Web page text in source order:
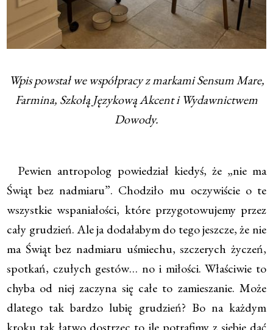
Wpis powstał we współpracy z markami Sensum Mare,
Farmina, Szkołą Językową Akcent i Wydawnictwem
Dowody.
Pewien antropolog powiedział kiedyś, że „nie ma
Świąt bez nadmiaru”. Chodziło mu oczywiście o te
wszystkie wspaniałości, które przygotowujemy przez
cały grudzień. Ale ja dodałabym do tego jeszcze, że nie
ma Świąt bez nadmiaru uśmiechu, szczerych życzeń,
spotkań, czułych gestów… no i miłości. Właściwie to
chyba od niej zaczyna się całe to zamieszanie. Może
dlatego tak bardzo lubię grudzień? Bo na każdym